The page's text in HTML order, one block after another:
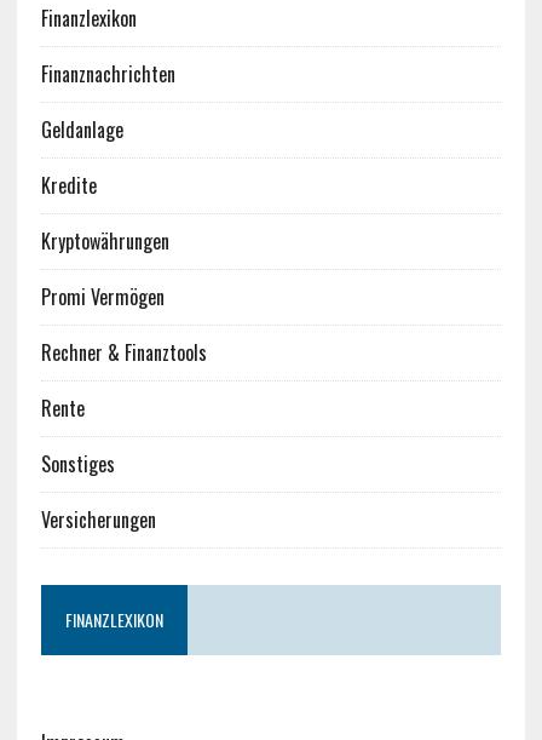
Finanzlexikon
Finanznachrichten
Geldanlage
Kredite
Kryptowährungen
Promi Vermögen
Rechner & Finanztools
Rente
Sonstiges
Versicherungen
FINANZLEXIKON